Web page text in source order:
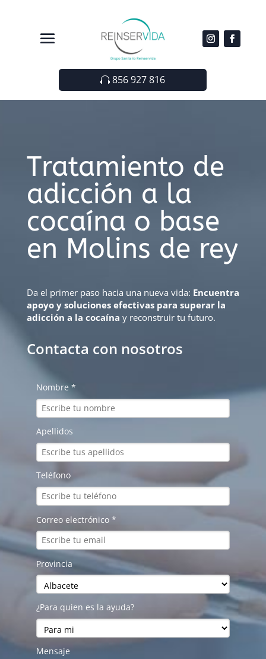
856 927 816
Tratamiento de
adicción a la
cocaína o base
en Molins de rey
Da el primer paso hacia una nueva vida: Encuentra
apoyo y soluciones efectivas para superar la
adicción a la cocaína y reconstruir tu futuro.
Contacta con nosotros